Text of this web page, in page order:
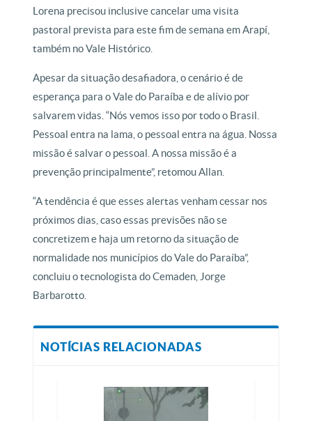
Lorena precisou inclusive cancelar uma visita
pastoral prevista para este fim de semana em Arapí,
também no Vale Histórico.
Apesar da situação desafiadora, o cenário é de
esperança para o Vale do Paraíba e de alívio por
salvarem vidas. “Nós vemos isso por todo o Brasil.
Pessoal entra na lama, o pessoal entra na água. Nossa
missão é salvar o pessoal. A nossa missão é a
prevenção principalmente”, retomou Allan.
“A tendência é que esses alertas venham cessar nos
próximos dias, caso essas previsões não se
concretizem e haja um retorno da situação de
normalidade nos municípios do Vale do Paraíba”,
concluiu o tecnologista do Cemaden, Jorge
Barbarotto.
NOTÍCIAS RELACIONADAS